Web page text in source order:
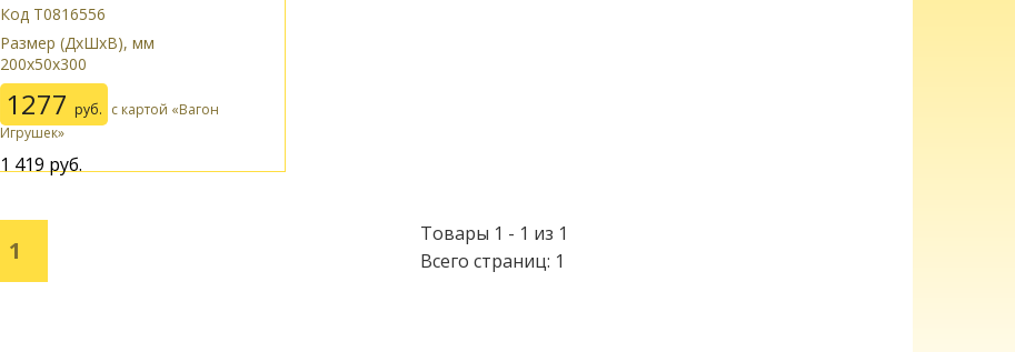
Код Т0816556
Размер (ДxШxВ), мм
200x50x300
1277 руб. с картой «Вагон
Игрушек»
1 419 руб.
Товары 1 - 1 из 1
Всего страниц: 1
1